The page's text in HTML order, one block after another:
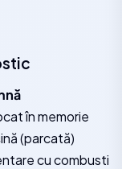
în memorie
(parcată)
cu combustibil